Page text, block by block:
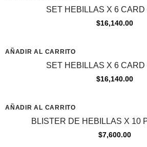
SET HEBILLAS X 6 CARD
$16,140.00
AÑADIR AL CARRITO
SET HEBILLAS X 6 CARD
$16,140.00
AÑADIR AL CARRITO
BLISTER DE HEBILLAS X 10
$7,600.00